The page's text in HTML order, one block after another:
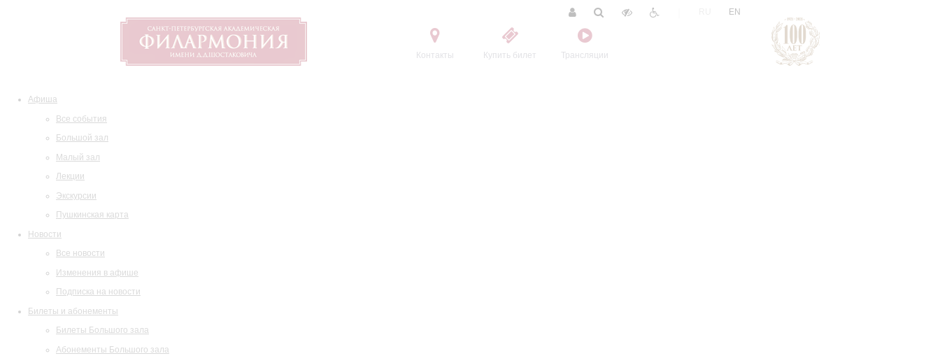
Контакты Купить билет Трансляции
EN
Афиша
Все события
Большой зал
Малый зал
Лекции
Экскурсии
Пушкинская карта
Новости
Все новости
Изменения в афише
Подписка на новости
Билеты и абонементы
Билеты Большого зала
Абонементы Большого зала